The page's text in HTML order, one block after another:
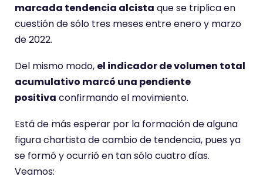
marcada tendencia alcista que se triplica en
cuestión de sólo tres meses entre enero y marzo
de 2022.
Del mismo modo, el indicador de volumen total
acumulativo marcó una pendiente
positiva confirmando el movimiento.
Está de más esperar por la formación de alguna
figura chartista de cambio de tendencia, pues ya
se formó y ocurrió en tan sólo cuatro días.
Veamos: